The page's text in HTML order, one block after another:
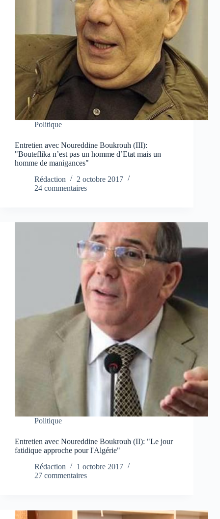
Politique
Entretien avec Noureddine Boukrouh (III):
"Bouteflika n’est pas un homme d’Etat mais un
homme de manigances"
Rédaction
2 octobre 2017
24 commentaires
Politique
Entretien avec Noureddine Boukrouh (II): "Le jour
fatidique approche pour l'Algérie"
Rédaction
1 octobre 2017
27 commentaires